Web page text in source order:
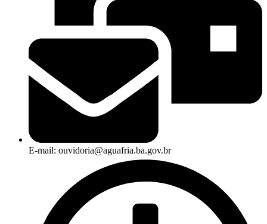
E-mail: ouvidoria@aguafria.ba.gov.br